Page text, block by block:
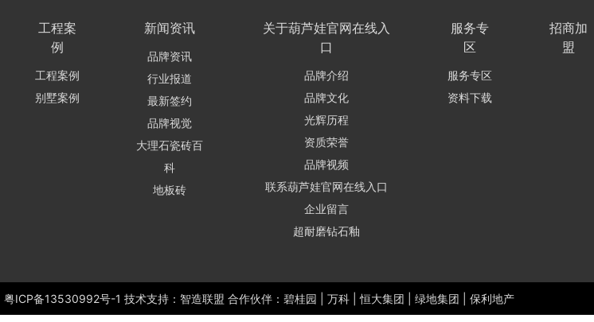
工程案
例
工程案例
别墅案例
新闻资讯
品牌资讯
行业报道
最新签约
品牌视觉
大理石瓷砖百
科
地板砖
关于葫芦娃官网在线入
口
品牌介绍
品牌文化
光辉历程
资质荣誉
品牌视频
联系葫芦娃官网在线入口
企业留言
超耐磨钻石釉
服务专
区
服务专区
资料下载
招商加
盟
粤ICP备13530992号-1 技术支持：智造联盟 合作伙伴：碧桂园 | 万科 | 恒大集团 | 绿地集团 | 保利地产